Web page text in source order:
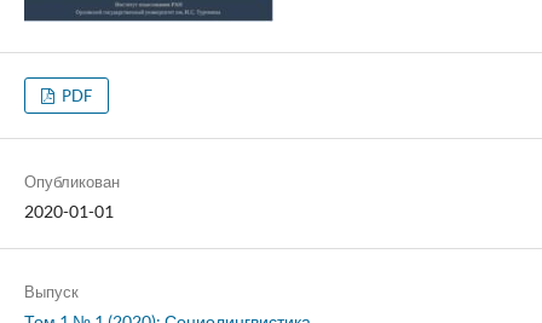
PDF
Опубликован
2020-01-01
Выпуск